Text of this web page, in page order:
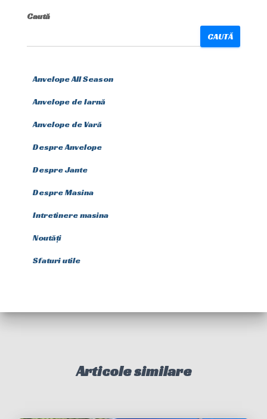
Caută
CAUTĂ
Anvelope All Season
Anvelope de Iarnă
Anvelope de Vară
Despre Anvelope
Despre Jante
Despre Masina
Intretinere masina
Noutăți
Sfaturi utile
Articole similare